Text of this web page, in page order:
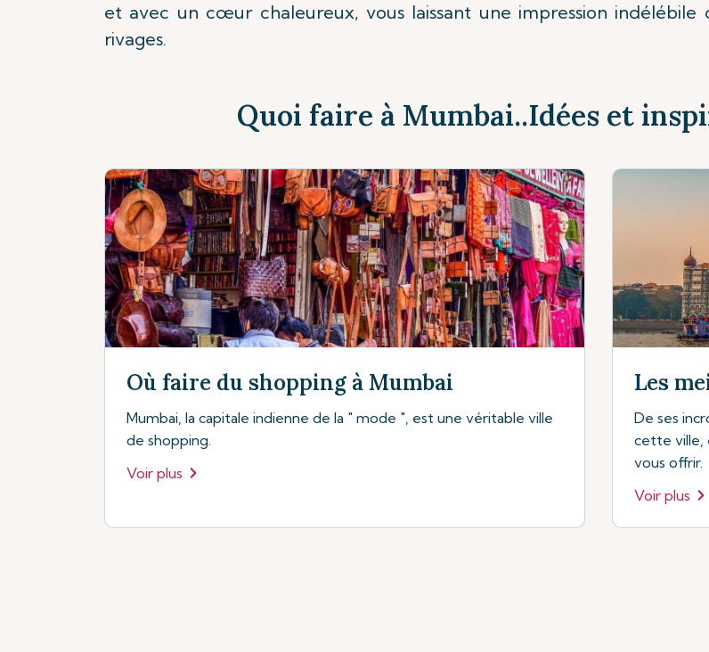
et avec un cœur chaleureux, vous laissant une impression
rivages.
Quoi faire à Mumbai..Idées et
Où faire du shopping à Mumbai
Mumbai, la capitale indienne de la " mode ", est une véritable ville
de shopping.
Voir plus
Les
De ses
cette ville,
vous offrir.
Voir plus